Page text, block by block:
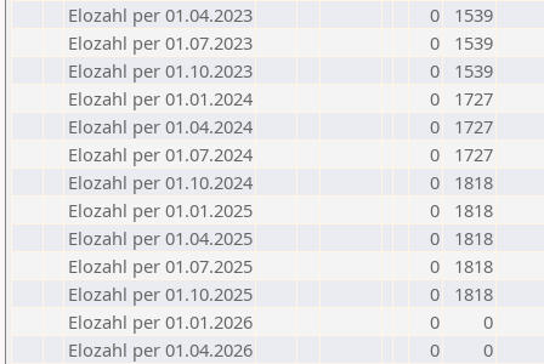
Elozahl per 01.04.2023
0
1539
Elozahl per 01.07.2023
0
1539
Elozahl per 01.10.2023
0
1539
Elozahl per 01.01.2024
0
1727
Elozahl per 01.04.2024
0
1727
Elozahl per 01.07.2024
0
1727
Elozahl per 01.10.2024
0
1818
Elozahl per 01.01.2025
0
1818
Elozahl per 01.04.2025
0
1818
Elozahl per 01.07.2025
0
1818
Elozahl per 01.10.2025
0
1818
Elozahl per 01.01.2026
0
0
Elozahl per 01.04.2026
0
0